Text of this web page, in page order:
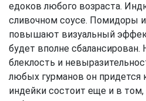
едоков любого возраста.
сливочном соусе. Помидоры
повышают визуальный
будет вполне сбалансирован.
блеклость и
любых гурманов он придется
индейки состоит еще и в том,